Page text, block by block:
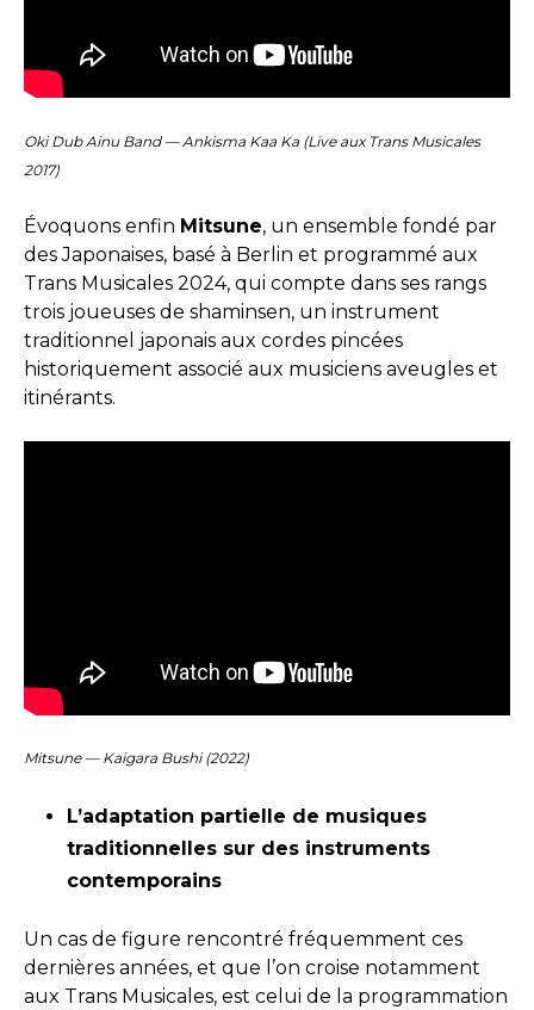
Oki Dub Ainu Band — Ankisma Kaa Ka (Live aux Trans Musicales
2017)
Évoquons enfin Mitsune, un ensemble fondé par
des Japonaises, basé à Berlin et programmé aux
Trans Musicales 2024, qui compte dans ses rangs
trois joueuses de shaminsen, un instrument
traditionnel japonais aux cordes pincées
historiquement associé aux musiciens aveugles et
itinérants.
Mitsune — Kaigara Bushi (2022)
L’adaptation partielle de musiques
traditionnelles sur des instruments
contemporains
Un cas de figure rencontré fréquemment ces
dernières années, et que l’on croise notamment
aux Trans Musicales, est celui de la programmation